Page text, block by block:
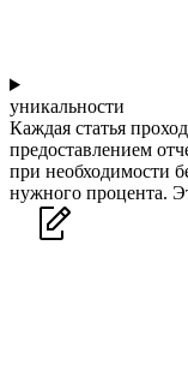
уникальности
Каждая статья
предоставлением
при необходимости
нужного процента.